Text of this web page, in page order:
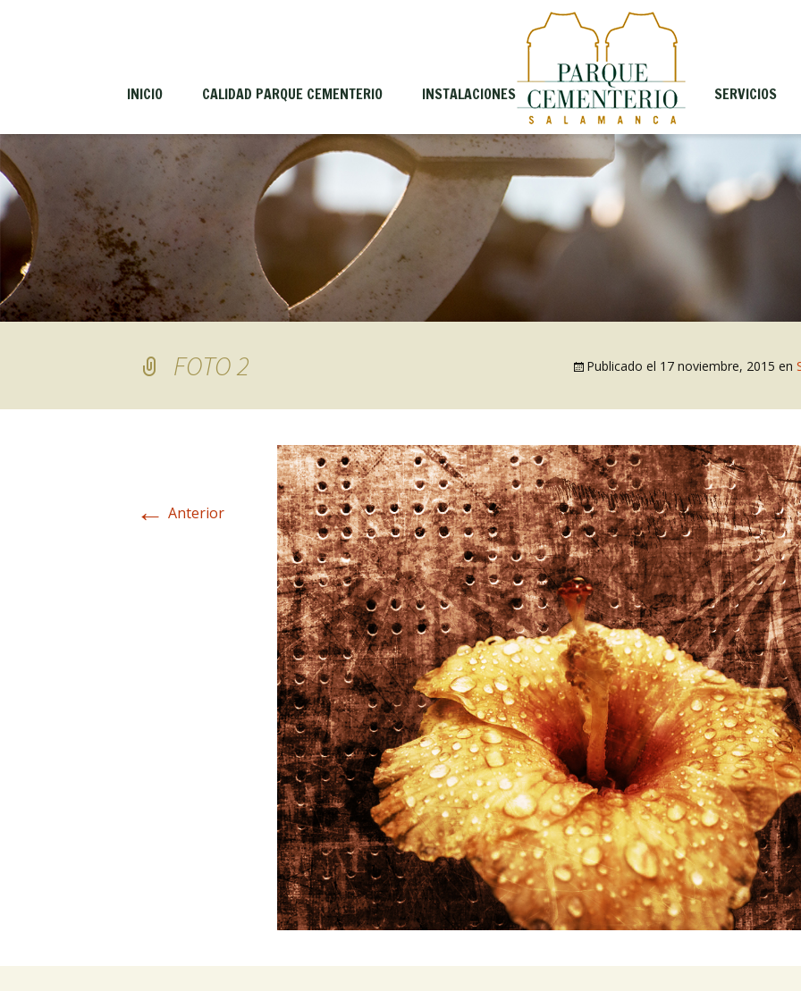
INICIO CALIDAD PARQUE CEMENTERIO INSTALACIONES SERVICIOS
FOTO 2 Publicado el 17 noviembre, 2015 en
← Anterior